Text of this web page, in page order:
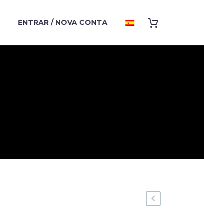
ENTRAR / NOVA CONTA